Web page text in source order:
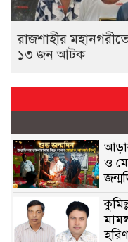
রাজশাহীর
১৩ জন আটক
ও